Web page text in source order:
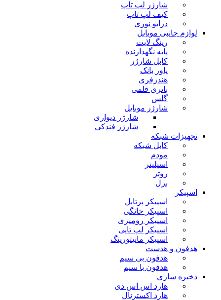
شارژر لپ تاپ
کیف لپ تاپ
درایو نوری
لوازم جانبی موبایل
رینگ لایت
پایه نگهدارنده
کابل شارژر
پاور بانک
هندزفری
باتری قلمی
گلس
شارژر موبایل
شارژر دیواری
شارژر فندکی
تجهیزات شبکه
کابل شبکه
مودم
اسپلیتر
روتر
برل
اسپیکر
اسپیکر پرتابل
اسپیکر خانگی
اسپیکر رومیزی
اسپیکر لپ تاپی
اسپیکر مانیتورینگ
هدفون و هدست
هدفون بی سیم
هدفون با سیم
ذخیره سازی
هارد اس اس دی
هارد اکسترنال